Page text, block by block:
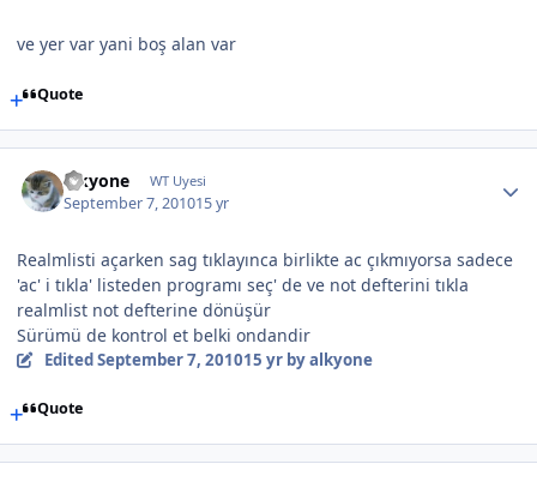
ve yer var yani boş alan var
Quote
alkyone WT Uyesi
September 7, 201015 yr
Realmlisti açarken sag tıklayınca birlikte ac çıkmıyorsa sadece
'ac' i tıkla' listeden programı seç' de ve not defterini tıkla
realmlist not defterine dönüşür
Sürümü de kontrol et belki ondandir
EditedSeptember 7, 201015 yrby alkyone
Quote